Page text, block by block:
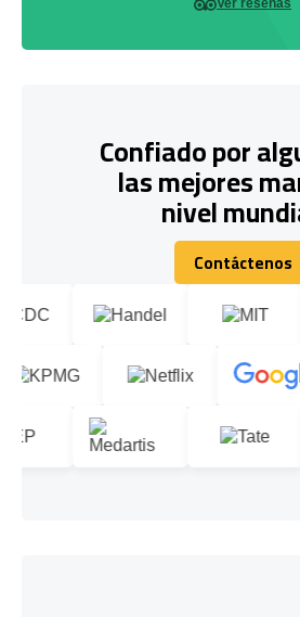
Confiado por
las mejores
nivel
Contáctenos
Contáctenos